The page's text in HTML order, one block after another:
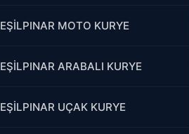
MOTO KURYE
ARABALI KURYE
UÇAK KURYE